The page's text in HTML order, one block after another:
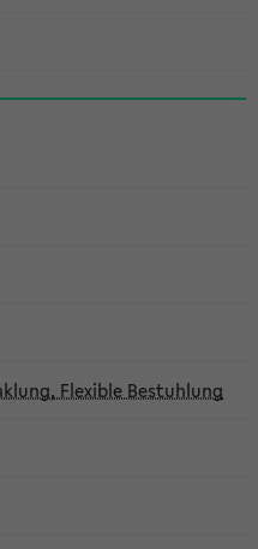
Flexible Bestuhlung